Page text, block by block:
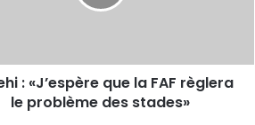
: «J’espère que la FAF règlera
le problème des stades»